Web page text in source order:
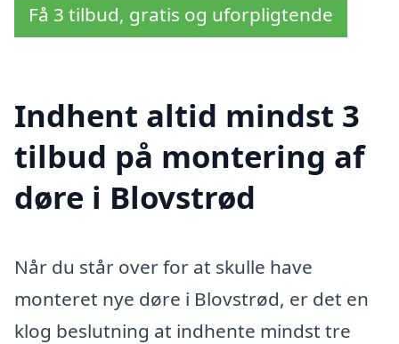
Få 3 tilbud, gratis og uforpligtende
Indhent altid mindst 3
tilbud på montering af
døre i Blovstrød
Når du står over for at skulle have
monteret nye døre i Blovstrød, er det en
klog beslutning at indhente mindst tre